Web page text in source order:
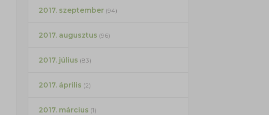
2017. szeptember(94)
2017. augusztus (96)
2017. július (83)
2017. április (2)
2017. március (1)